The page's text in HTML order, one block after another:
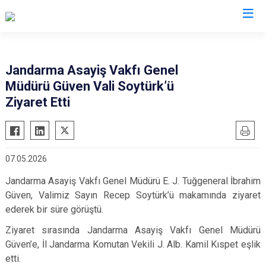
Jandarma Asayiş Vakfı Genel
Müdürü Güven Vali Soytürk’ü
Ziyaret Etti
07.05.2026
Jandarma Asayiş Vakfı Genel Müdürü E. J. Tuğgeneral İbrahim
Güven, Valimiz Sayın Recep Soytürk’ü makamında ziyaret
ederek bir süre görüştü.
Ziyaret sırasında Jandarma Asayiş Vakfı Genel Müdürü
Güven’e, İl Jandarma Komutan Vekili J. Alb. Kamil Kıspet eşlik
etti.